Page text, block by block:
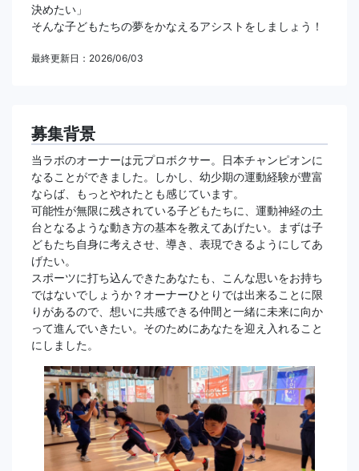
決めたい」
そんな子どもたちの夢をかなえるアシストをしましょう！
最終更新日：2026/06/03
募集背景
当ラボのオーナーは元プロボクサー。日本チャンピオンに
なることができました。しかし、幼少期の運動経験が豊富
ならば、もっとやれたとも感じています。
可能性が無限に残されている子どもたちに、運動神経の土
台となるような動き方の基本を教えてあげたい。まずは子
どもたち自身に考えさせ、導き、表現できるようにしてあ
げたい。
スポーツに打ち込んできたあなたも、こんな思いをお持ち
ではないでしょうか？オーナーひとりでは出来ることに限
りがあるので、想いに共感できる仲間と一緒に未来に向か
って進んでいきたい。そのためにあなたを迎え入れること
にしました。